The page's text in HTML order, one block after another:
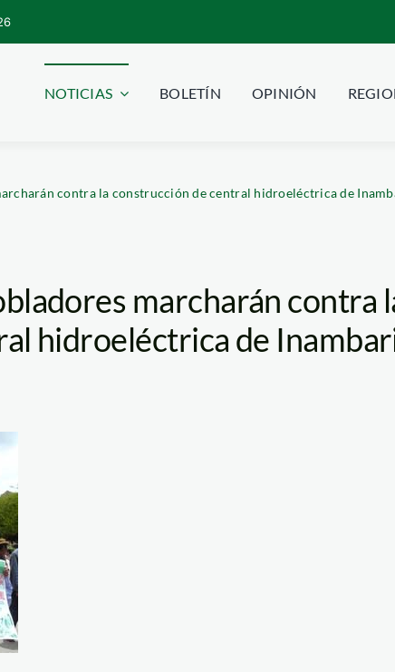
NOTICIAS BOLETÍN OPINIÓN
contra la construcción de central hidroeléctrica de
marcharán contra
hidroeléctrica de